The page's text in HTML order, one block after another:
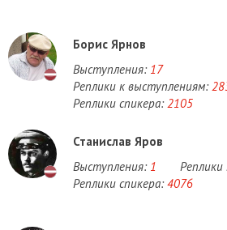
Борис Ярнов
Выступления: 17
Реплики к выступлениям:
Реплики спикера: 2105
Станислав Яров
Выступления: 1
Реплики спикера: 4076